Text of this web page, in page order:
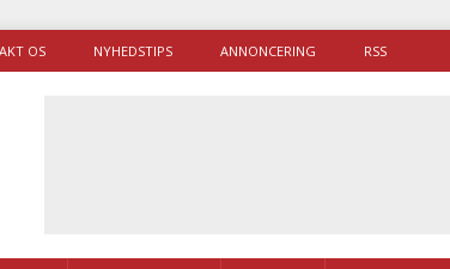
OS NYHEDSTIPS ANNONCERING RSS